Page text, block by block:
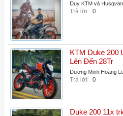
Duy KTM và
Trả lời: 0
KTM Duke 200
Lên Đến 28Tr
Dương Minh Hoàng
Trả lời: 0
Duke 200 11x